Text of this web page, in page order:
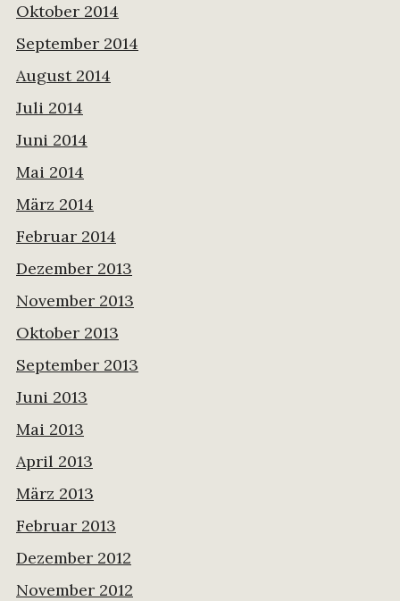
Oktober 2014
September 2014
August 2014
Juli 2014
Juni 2014
Mai 2014
März 2014
Februar 2014
Dezember 2013
November 2013
Oktober 2013
September 2013
Juni 2013
Mai 2013
April 2013
März 2013
Februar 2013
Dezember 2012
November 2012